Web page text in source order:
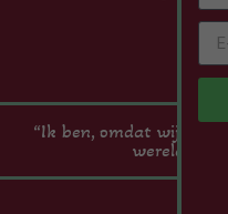
“Ik ben, omdat wij zijn.
wereld